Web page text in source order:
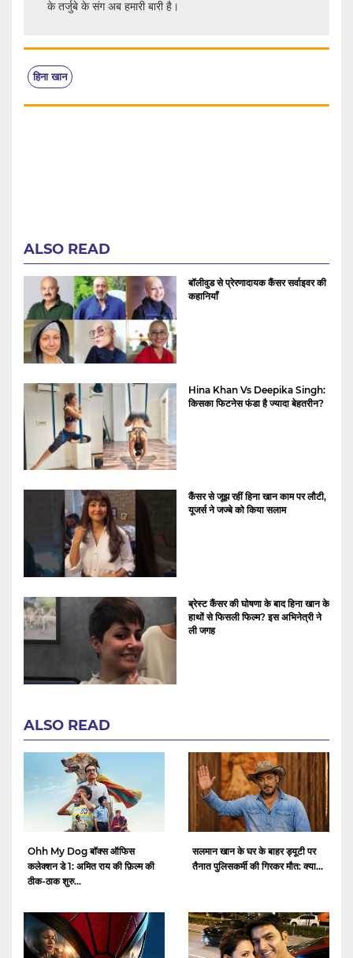
के तर्जुबे के संग अब हमारी बारी है।
हिना खान
ALSO READ
बॉलीवुड से प्रेरणादायक कैंसर सर्वाइवर की
कहानियाँ
Hina Khan Vs Deepika Singh:
किसका फिटनेस फंडा है ज्यादा बेहतरीन?
कैंसर से जूझ रहीं हिना खान काम पर लौटी,
यूजर्स ने जज्बे को किया सलाम
ब्रेस्ट कैंसर की घोषणा के बाद हिना खान के
हाथों से फिसली फिल्म? इस अभिनेत्री ने
ली जगह
ALSO READ
Ohh My Dog बॉक्स ऑफिस
कलेक्शन डे 1: अमित राय की फ़िल्म की
ठीक-ठाक शुरु...
सलमान खान के घर के बाहर ड्यूटी पर
तैनात पुलिसकर्मी की गिरकर मौत: क्या...